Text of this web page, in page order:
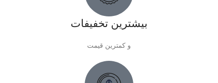
بیشترین تخفیفات
و کمترین قیمت